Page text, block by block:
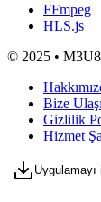
FFmpeg
HLS.js
© 2025 • M3U8
Bize
Gizlilik
Hizmet
Uygulamayı